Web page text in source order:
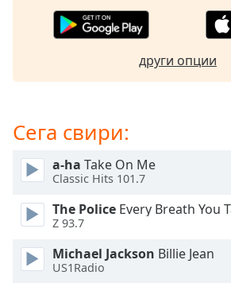
and
close
window.
Color
други опции
Сега свири:
a-ha Take On Me
Classic Hits 101.7
The Police Every Breath You
Z 93.7
Michael Jackson Billie Jean
US1Radio